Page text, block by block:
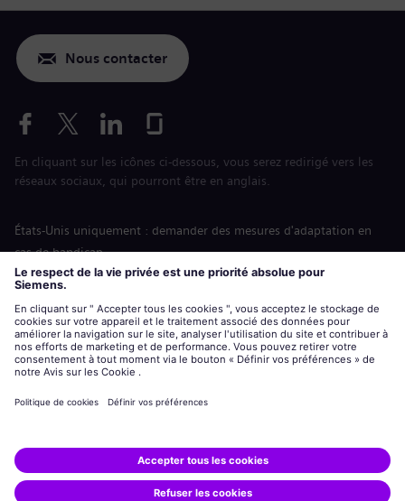
Nous contacter
En cliquant sur les icônes ci-dessous, vous serez redirigé vers les
réseaux sociaux, qui pourront être en anglais.
États-Unis uniquement : demander des mesures d'adaptation en
cas de handicap
Labor Condition Application (Formulaire sur les conditions
siemens-energy.comSite Internet international
Informations sur l’entreprise
Avis de confidentialité
Siemens Energy est une marque déposée de Siemens AG.